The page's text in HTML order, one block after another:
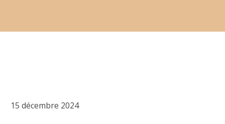
15 décembre 2024